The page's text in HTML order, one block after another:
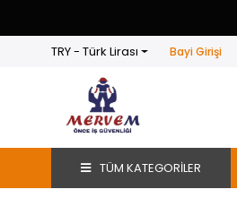
TRY - Türk Lirası Bayi Girişi
TÜM KATEGORİLER